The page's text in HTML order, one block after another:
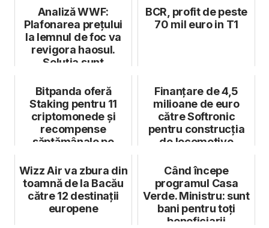
de-al 100-le...
Analiză WWF:
Plafonarea prețului
la lemnul de foc va
revigora haosul.
Soluția sunt
BCR, profit de peste
70 mil euro in T1
Bitpanda oferă
Staking pentru 11
criptomonede și
recompense
săptămânale pe
Finanțare de 4,5
milioane de euro
către Softronic
pentru construcția
de locomotive
Wizz Air va zbura din
toamnă de la Bacău
către 12 destinații
europene
Când începe
programul Casa
Verde. Ministru: sunt
bani pentru toți
beneficiarii